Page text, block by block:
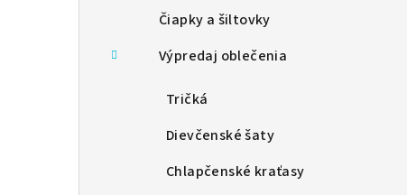
Čiapky a šiltovky
Výpredaj oblečenia
Tričká
Dievčenské šaty
Chlapčenské kraťasy